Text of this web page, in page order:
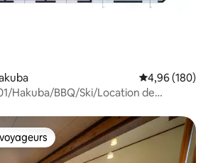
Évaluation
4,96 (180)
Hakuba/BBQ/Ski/Location de
les plus appréciés